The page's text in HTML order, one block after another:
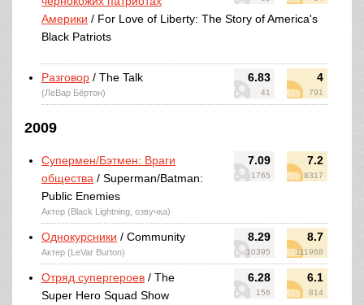
Америки / For Love of Liberty: The Story of America's
Black Patriots
6.83
41
4
791
Разговор / The Talk
(ЛеВар Бёртон)
2009
7.09
1765
7.2
8317
Супермен/Бэтмен: Враги
общества / Superman/Batman:
Public Enemies
Актер (Black Lightning, озвучка)
8.29
10395
8.7
111968
Однокурсники / Community
Актер (LeVar Burton)
6.28
156
6.1
814
Отряд супергероев / The
Super Hero Squad Show